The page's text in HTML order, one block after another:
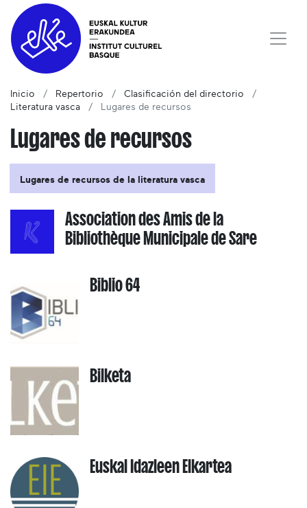
Inicio Repertorio
Clasificación del directorio
Literatura vasca
Lugares de recursos
Lugares de recursos
Lugares de recursos de la literatura vasca
Association des Amis de la
Bibliothèque Municipale de Sare
Biblio 64
Bilketa
Euskal Idazleen Elkartea